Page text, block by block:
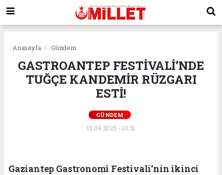
Anasayfa Gündem
GASTROANTEP FESTİVALİ’NDE
TUĞÇE KANDEMİR RÜZGARI
ESTİ!
GÜNDEM
15.09.2025 - 10:51
Gaziantep Gastronomi Festivali’nin ikinci